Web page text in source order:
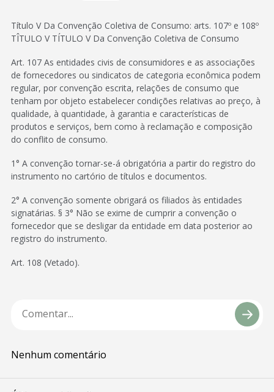
Título V Da Convenção Coletiva de Consumo: arts. 107º e 108º
TÎTULO V TÍTULO V Da Convenção Coletiva de Consumo
Art. 107 As entidades civis de consumidores e as associações
de fornecedores ou sindicatos de categoria econômica podem
regular, por convenção escrita, relações de consumo que
tenham por objeto estabelecer condições relativas ao preço, à
qualidade, à quantidade, à garantia e características de
produtos e serviços, bem como à reclamação e composição
do conflito de consumo.
1° A convenção tornar-se-á obrigatória a partir do registro do
instrumento no cartório de títulos e documentos.
2° A convenção somente obrigará os filiados às entidades
signatárias. § 3° Não se exime de cumprir a convenção o
fornecedor que se desligar da entidade em data posterior ao
registro do instrumento.
Art. 108 (Vetado).
Nenhum comentário